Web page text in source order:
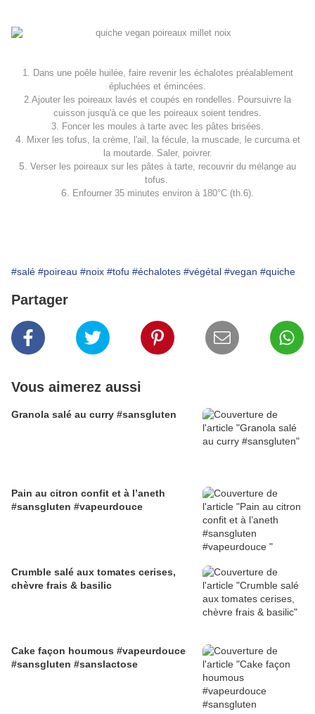
1. Dans une poêle huilée, faire revenir les échalotes préalablement
épluchées et émincées.
2.Ajouter les poireaux lavés et coupés en rondelles. Poursuivre la
cuisson jusqu'à ce que les poireaux soient tendres.
3. Foncer les moules à tarte avec les pâtes brisées.
4.
Mixer les tofus, la crème, l'ail, la fécule, la muscade, le curcuma et
la moutarde. Saler, poivrer.
5. Verser les poireaux sur les pâtes à tarte, recouvrir du mélange au
tofus.
6. Enfourner 35 minutes environ à 180°C (th.6).
#salé #poireau #noix #tofu #échalotes #végétal #vegan #quiche
Partager
Vous aimerez aussi
Granola salé au curry #sansgluten
Pain au citron confit et à l’aneth
#sansgluten #vapeurdouce
Crumble salé aux tomates cerises,
chèvre frais & basilic
Cake façon houmous #vapeurdouce
#sansgluten #sanslactose